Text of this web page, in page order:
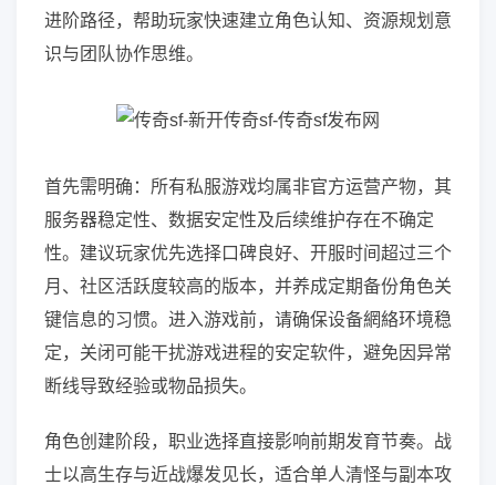
进阶路径，帮助玩家快速建立角色认知、资源规划意
识与团队协作思维。
首先需明确：所有私服游戏均属非官方运营产物，其
服务器稳定性、数据安定性及后续维护存在不确定
性。建议玩家优先选择口碑良好、开服时间超过三个
月、社区活跃度较高的版本，并养成定期备份角色关
键信息的习惯。进入游戏前，请确保设备網絡环境稳
定，关闭可能干扰游戏进程的安定软件，避免因异常
断线导致经验或物品损失。
角色创建阶段，职业选择直接影响前期发育节奏。战
士以高生存与近战爆发见长，适合单人清怪与副本攻